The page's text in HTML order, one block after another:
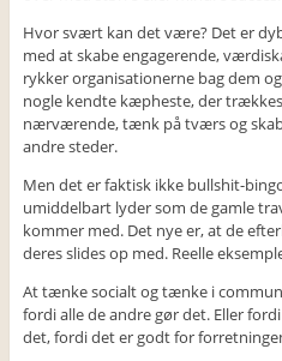
Hvor svært kan det være? Det er
med at skabe engagerende,
rykker organisationerne bag dem
nogle kendte kæpheste, der
nærværende, tænk på tværs og
andre steder.
Men det er faktisk ikke bullshit-
umiddelbart lyder som de gamle
kommer med. Det nye er, at de
deres slides op med. Reelle
At tænke socialt og tænke i
fordi alle de andre gør det. Eller
det, fordi det er godt for